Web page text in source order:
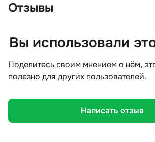
Отзывы
Вы использовали
Поделитесь своим мнением о нём,
полезно для других пользователей.
Написать отзыв